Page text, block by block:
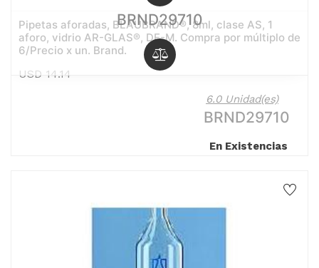
Pipetas aforadas, BLAUBRAND®, 8ml, clase AS, 1
aforo, vidrio AR-GLAS®, DE-M. Compra por múltiplo de
6/Precio x un. Brand.
USD 14.14
BRND29710
6.0 Unidad(es)
BRND29710
En Existencias